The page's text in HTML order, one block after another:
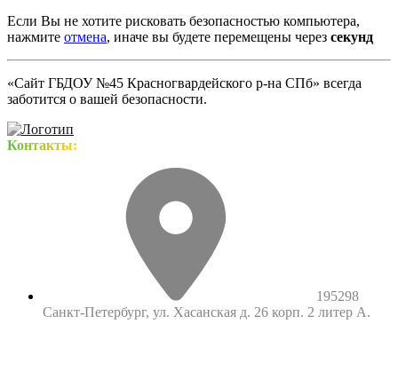
Если Вы не хотите рисковать безопасностью компьютера,
нажмите отмена, иначе вы будете перемещены через секунд
«Сайт ГБДОУ №45 Красногвардейского р-на СПб» всегда
заботится о вашей безопасности.
Контакты:
195298
Санкт-Петербург, ул. Хасанская д. 26 корп. 2 литер А.